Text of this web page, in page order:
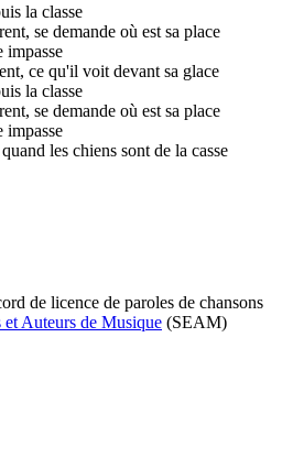
la classe
se demande où est sa place
impasse
ce qu'il voit devant sa glace
la classe
se demande où est sa place
impasse
les chiens sont de la casse
de licence de paroles de chansons
et Auteurs de Musique (SEAM)